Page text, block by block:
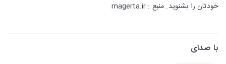
خودتان را بشنوید. منبع : magerta.ir
با صدای